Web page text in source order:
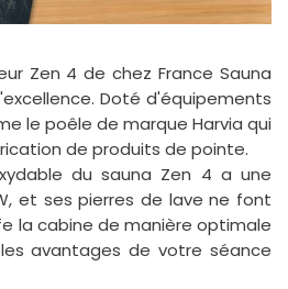
Zen 4 de chez France Sauna
Doté d'équipements
le poêle de marque Harvia qui
de produits de pointe.
du sauna Zen 4 a une
et ses pierres de lave ne font
la cabine de manière optimale
avantages de votre séance